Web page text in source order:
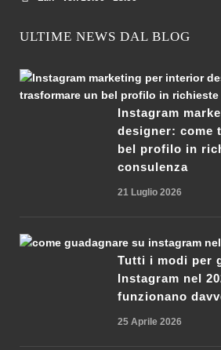
ULTIME NEWS DAL BLOG
Instagram
designer: come
bel profilo in
consulenza
21 Luglio 2026
Tutti i modi per
Instagram nel
funzionano
25 Aprile 2026